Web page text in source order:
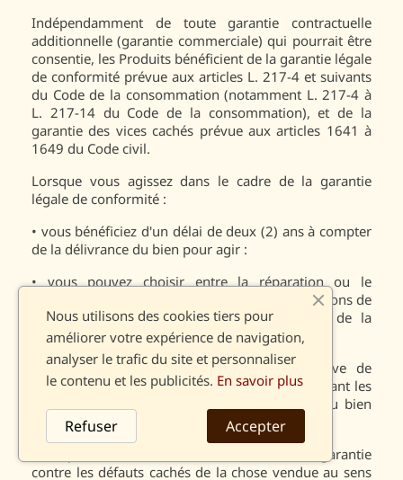
Indépendamment de toute garantie contractuelle
additionnelle (garantie commerciale) qui pourrait être
consentie, les Produits bénéficient de la garantie légale
de conformité prévue aux articles L. 217-4 et suivants
du Code de la consommation (notamment L. 217-4 à
L. 217-14 du Code de la consommation), et de la
garantie des vices cachés prévue aux articles 1641 à
1649 du Code civil.
Lorsque vous agissez dans le cadre de la garantie
légale de conformité :
• vous bénéficiez d'un délai de deux (2) ans à compter
de la délivrance du bien pour agir :
• vous pouvez choisir entre la réparation ou le
remplacement du bien, sous réserve des conditions de
coût prévues par l'article L. 217-9 du Code de la
consommation ;
vous êtes dispensé de rapporter la preuve de
l'existence du défaut de conformité du bien durant les
vingt-quatre (24) mois suivant la délivrance du bien
(sauf biens d’occasion).
Vous pouvez décider de mettre en œuvre la garantie
contre les défauts cachés de la chose vendue au sens
Nous utilisons des cookies tiers pour
améliorer votre expérience de navigation,
analyser le trafic du site et personnaliser
le contenu et les publicités. En savoir plus
Accepter
Refuser